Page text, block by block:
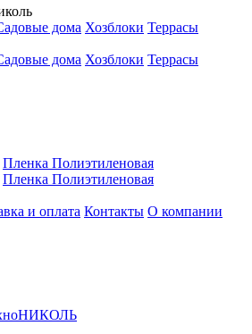
дома Хозблоки Террасы
дома Хозблоки Террасы
Пленка Полиэтиленовая
Пленка Полиэтиленовая
и оплата Контакты О компании